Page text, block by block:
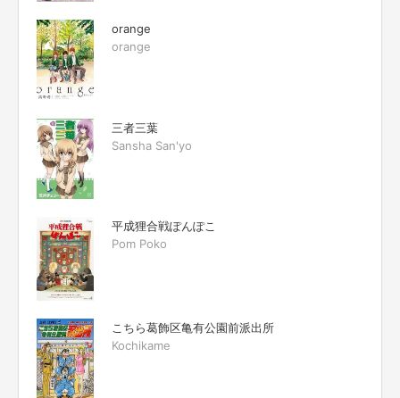
orange
orange
三者三葉
Sansha San'yo
平成狸合戦ぽんぽこ
Pom Poko
こちら葛飾区亀有公園前派出所
Kochikame